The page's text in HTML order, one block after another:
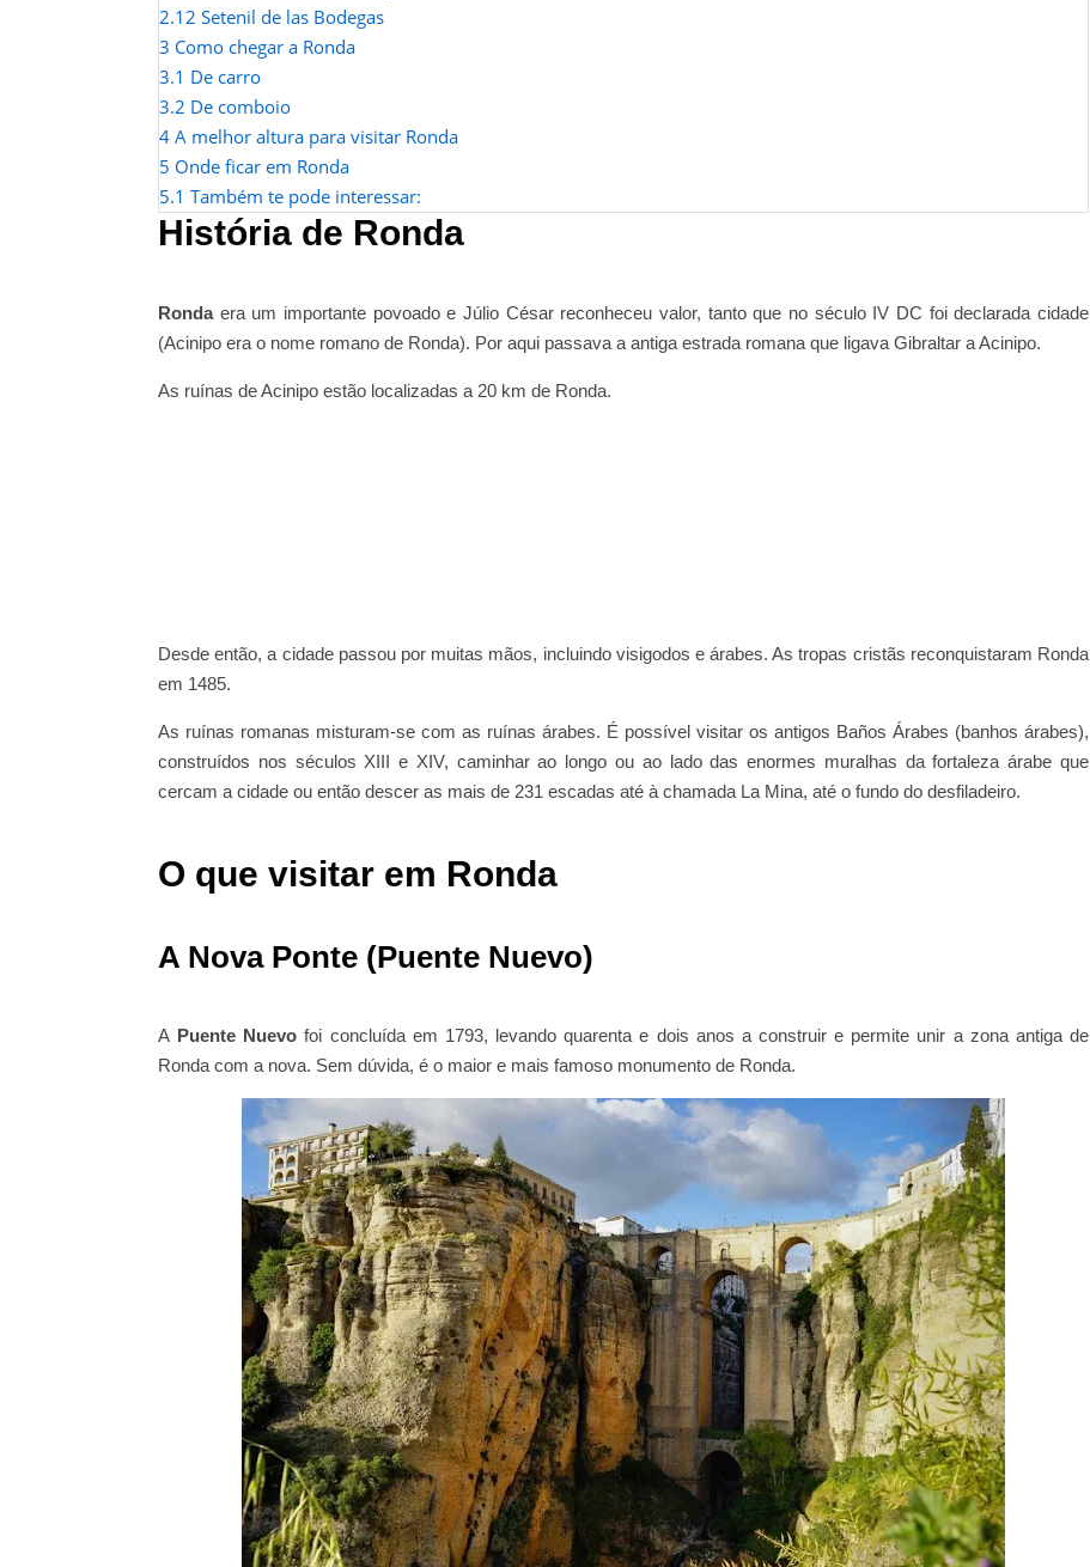
2.12 Setenil de las Bodegas
3 Como chegar a Ronda
3.1 De carro
3.2 De comboio
4 A melhor altura para visitar Ronda
5 Onde ficar em Ronda
5.1 Também te pode interessar:
História de Ronda
Rondaera um importante povoado e Júlio César reconheceu valor, tanto que no século IV DC foi declarada cidade
(Acinipo era o nome romano de Ronda). Por aqui passava a antiga estrada romana que ligava Gibraltar a Acinipo.
As ruínas de Acinipo estão localizadas a 20 km de Ronda.
Desde então, a cidade passou por muitas mãos, incluindo visigodos e árabes. As tropas cristãs reconquistaram Ronda
em 1485.
As ruínas romanas misturam-se com as ruínas árabes. É possível visitar os antigos Baños Árabes (banhos árabes),
construídos nos séculos XIII e XIV, caminhar ao longo ou ao lado das enormes muralhas da fortaleza árabe que
cercam a cidade ou então descer as mais de 231 escadas até à chamada La Mina, até o fundo do desfiladeiro.
O que visitar em Ronda
A Nova Ponte (Puente Nuevo)
A Puente Nuevo foi concluída em 1793, levando quarenta e dois anos a construir e permite unir a zona antiga de
Ronda com a nova. Sem dúvida, é o maior e mais famoso monumento de Ronda.